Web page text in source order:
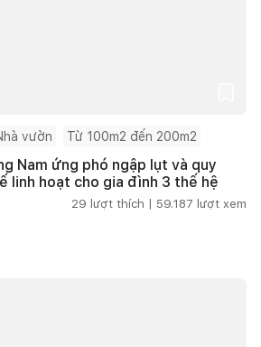
vườn Từ 100m2 đến 200m2
Nam ứng phó ngập lụt và quy
linh hoạt cho gia đình 3 thế hệ
29 lượt thích | 59.187 lượt xem